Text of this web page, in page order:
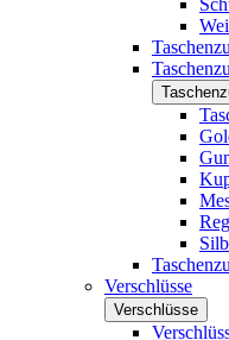
Verschlüsse
Verschlüsse